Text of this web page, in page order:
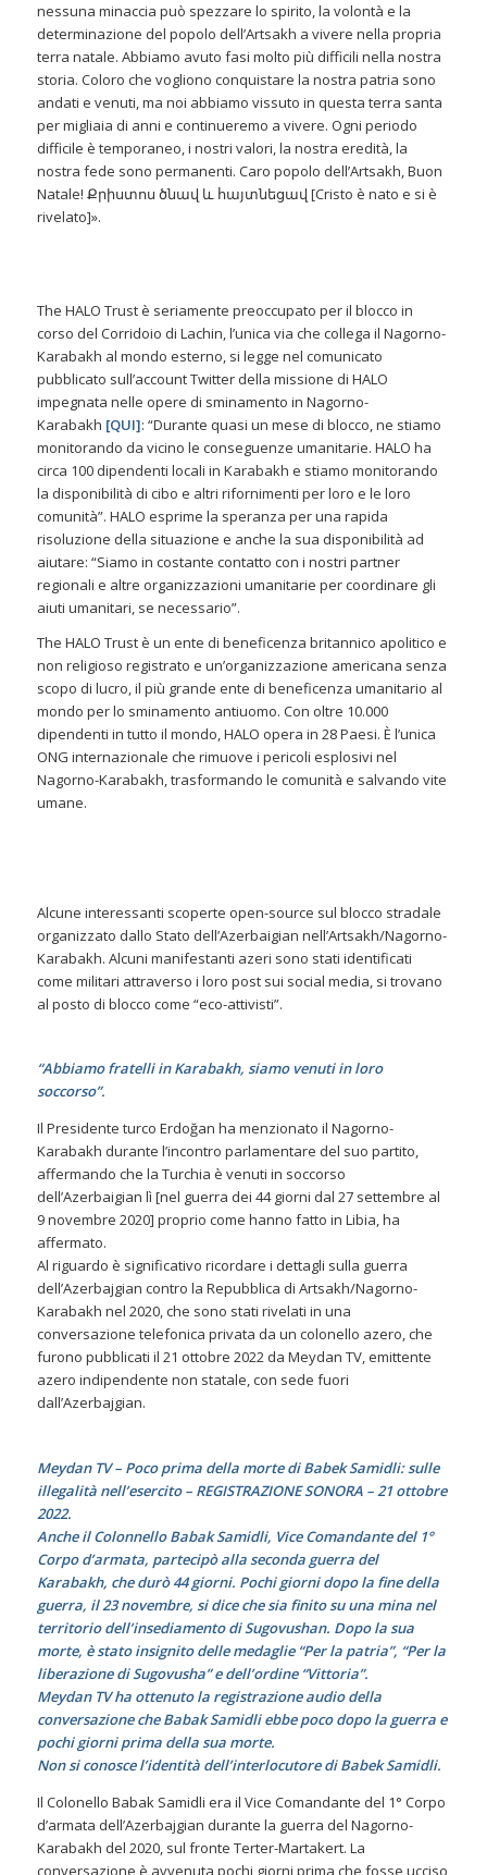
nessuna minaccia può spezzare lo spirito, la volontà e la
determinazione del popolo dell’Artsakh a vivere nella propria
terra natale. Abbiamo avuto fasi molto più difficili nella nostra
storia. Coloro che vogliono conquistare la nostra patria sono
andati e venuti, ma noi abbiamo vissuto in questa terra santa
per migliaia di anni e continueremo a vivere. Ogni periodo
difficile è temporaneo, i nostri valori, la nostra eredità, la
nostra fede sono permanenti. Caro popolo dell’Artsakh, Buon
Natale! Քրիստոս ծնավ և հայտնեցավ [Cristo è nato e si è
rivelato]».
The HALO Trust è seriamente preoccupato per il blocco in
corso del Corridoio di Lachin, l’unica via che collega il Nagorno-
Karabakh al mondo esterno, si legge nel comunicato
pubblicato sull’account Twitter della missione di HALO
impegnata nelle opere di sminamento in Nagorno-
Karabakh [QUI]: “Durante quasi un mese di blocco, ne stiamo
monitorando da vicino le conseguenze umanitarie. HALO ha
circa 100 dipendenti locali in Karabakh e stiamo monitorando
la disponibilità di cibo e altri rifornimenti per loro e le loro
comunità”. HALO esprime la speranza per una rapida
risoluzione della situazione e anche la sua disponibilità ad
aiutare: “Siamo in costante contatto con i nostri partner
regionali e altre organizzazioni umanitarie per coordinare gli
aiuti umanitari, se necessario”.
The HALO Trust è un ente di beneficenza britannico apolitico e
non religioso registrato e un’organizzazione americana senza
scopo di lucro, il più grande ente di beneficenza umanitario al
mondo per lo sminamento antiuomo. Con oltre 10.000
dipendenti in tutto il mondo, HALO opera in 28 Paesi. È l’unica
ONG internazionale che rimuove i pericoli esplosivi nel
Nagorno-Karabakh, trasformando le comunità e salvando vite
umane.
Alcune interessanti scoperte open-source sul blocco stradale
organizzato dallo Stato dell’Azerbaigian nell’Artsakh/Nagorno-
Karabakh. Alcuni manifestanti azeri sono stati identificati
come militari attraverso i loro post sui social media, si trovano
al posto di blocco come “eco-attivisti”.
“Abbiamo fratelli in Karabakh, siamo venuti in loro
soccorso”.
Il Presidente turco Erdoğan ha menzionato il Nagorno-
Karabakh durante l’incontro parlamentare del suo partito,
affermando che la Turchia è venuti in soccorso
dell’Azerbaigian lì [nel guerra dei 44 giorni dal 27 settembre al
9 novembre 2020] proprio come hanno fatto in Libia, ha
affermato.
Al riguardo è significativo ricordare i dettagli sulla guerra
dell’Azerbajgian contro la Repubblica di Artsakh/Nagorno-
Karabakh nel 2020, che sono stati rivelati in una
conversazione telefonica privata da un colonello azero, che
furono pubblicati il 21 ottobre 2022 da Meydan TV, emittente
azero indipendente non statale, con sede fuori
dall’Azerbajgian.
Meydan TV – Poco prima della morte di Babek Samidli: sulle
illegalità nell’esercito – REGISTRAZIONE SONORA – 21 ottobre
2022.
Anche il Colonnello Babak Samidli, Vice Comandante del 1°
Corpo d’armata, partecipò alla seconda guerra del
Karabakh, che durò 44 giorni. Pochi giorni dopo la fine della
guerra, il 23 novembre, si dice che sia finito su una mina nel
territorio dell’insediamento di Sugovushan. Dopo la sua
morte, è stato insignito delle medaglie “Per la patria”, “Per la
liberazione di Sugovusha” e dell’ordine “Vittoria”.
Meydan TV ha ottenuto la registrazione audio della
conversazione che Babak Samidli ebbe poco dopo la guerra e
pochi giorni prima della sua morte.
Non si conosce l’identità dell’interlocutore di Babek Samidli.
Il Colonello Babak Samidli era il Vice Comandante del 1° Corpo
d’armata dell’Azerbajgian durante la guerra del Nagorno-
Karabakh del 2020, sul fronte Terter-Martakert. La
conversazione è avvenuta pochi giorni prima che fosse ucciso